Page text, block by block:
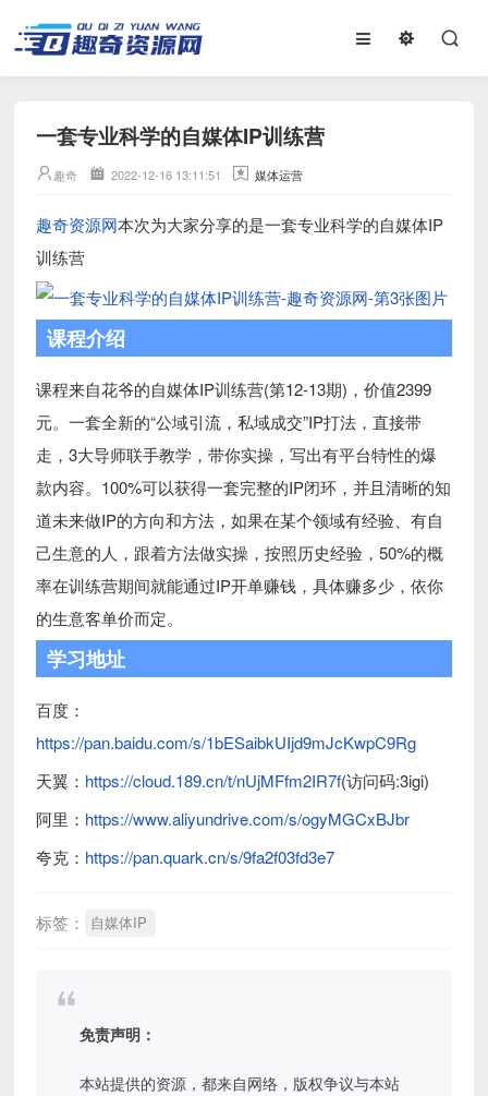
一套专业科学的自媒体IP训练营
趣奇 2022-12-16 13:11:51 媒体运营
趣奇资源网本次为大家分享的是一套专业科学的自媒体IP
训练营
课程介绍
课程来自花爷的自媒体IP训练营(第12-13期)，价值2399
元。一套全新的“公域引流，私域成交”IP打法，直接带
走，3大导师联手教学，带你实操，写出有平台特性的爆
款内容。100%可以获得一套完整的IP闭环，并且清晰的知
道未来做IP的方向和方法，如果在某个领域有经验、有自
己生意的人，跟着方法做实操，按照历史经验，50%的概
率在训练营期间就能通过IP开单赚钱，具体赚多少，依你
的生意客单价而定。
学习地址
百度：
https://pan.baidu.com/s/1bESaibkUIjd9mJcKwpC9Rg
天翼： https://cloud.189.cn/t/nUjMFfm2IR7f(访问码:3igi)
阿里： https://www.aliyundrive.com/s/ogyMGCxBJbr
夸克： https://pan.quark.cn/s/9fa2f03fd3e7
标签： 自媒体IP
免责声明：
本站提供的资源，都来自网络，版权争议与本站